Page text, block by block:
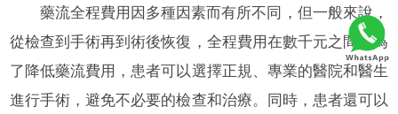
藥流全程費用因多種因素而有所不同，但一般來說，
從檢查到手術再到術後恢復，全程費用在數千元之間。為
了降低藥流費用，患者可以選擇正規、專業的醫院和醫生
進行手術，避免不必要的檢查和治療。同時，患者還可以